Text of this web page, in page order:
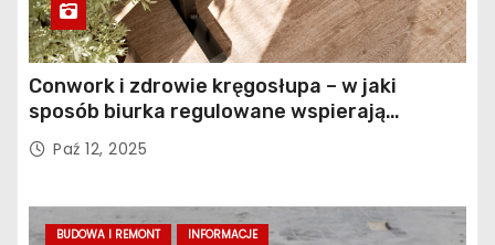
Conwork i zdrowie kręgosłupa – w jaki
sposób biurka regulowane wspierają
profilaktykę bólu pleców
Paź 12, 2025
BUDOWA I REMONT INFORMACJE